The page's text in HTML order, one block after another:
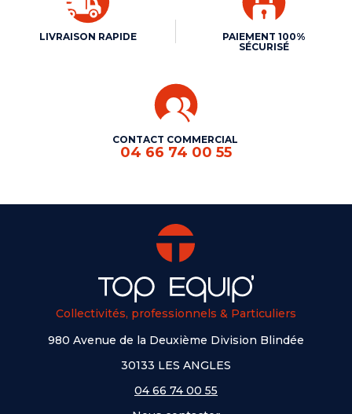
LIVRAISON RAPIDE
PAIEMENT 100%
SÉCURISÉ
CONTACT COMMERCIAL
04 66 74 00 55
Collectivités, professionnels & Particuliers
980 Avenue de la Deuxième Division Blindée
30133 LES ANGLES
04 66 74 00 55